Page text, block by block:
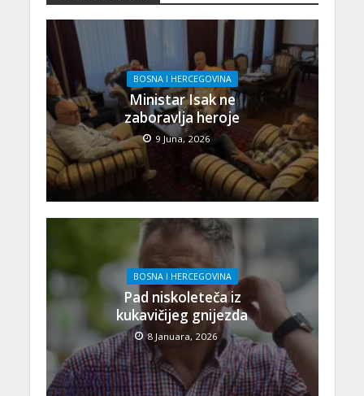
BOSNA I HERCEGOVINA
Ministar Isak ne
zaboravlja heroje
9 Juna, 2026
BOSNA I HERCEGOVINA
Pad niskoleteča iz
kukavičijeg gnijezda
8 Januara, 2026